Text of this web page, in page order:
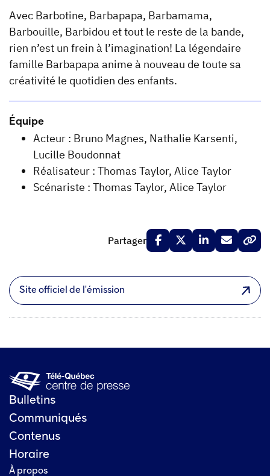
Avec Barbotine, Barbapapa, Barbamama,
Barbouille, Barbidou et tout le reste de la bande,
rien n’est un frein à l’imagination! La légendaire
famille Barbapapa anime à nouveau de toute sa
créativité le quotidien des enfants.
Équipe
Acteur : Bruno Magnes, Nathalie Karsenti,
Lucille Boudonnat
Réalisateur : Thomas Taylor, Alice Taylor
Scénariste : Thomas Taylor, Alice Taylor
Partager
Site officiel de l'émission
Bulletins
Communiqués
Contenus
Horaire
À propos